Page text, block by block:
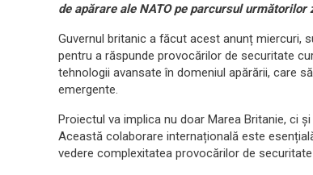
de apărare ale NATO pe parcursul următorilor
Guvernul britanic a făcut acest anunț miercuri,
pentru a răspunde provocărilor de securitate
tehnologii avansate în domeniul apărării, care
emergente.
Proiectul va implica nu doar Marea Britanie, ci
Această colaborare internațională este
vedere complexitatea provocărilor de